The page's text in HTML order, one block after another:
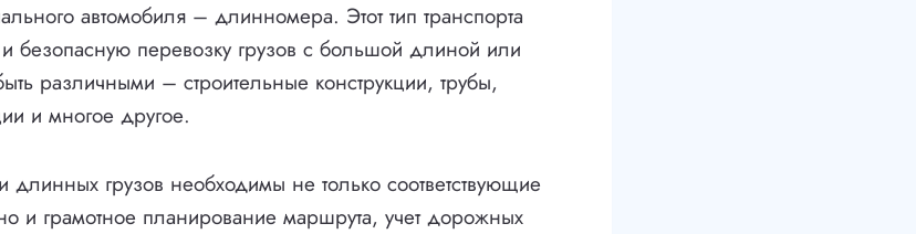
автомобиля – длинномера. Этот тип транспорта
безопасную перевозку грузов с большой длиной или
различными – строительные конструкции, трубы,
и многое другое.
грузов необходимы не только соответствующие
и грамотное планирование маршрута, учет дорожных